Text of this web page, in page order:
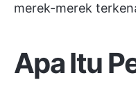
merek-merek
Apa Itu